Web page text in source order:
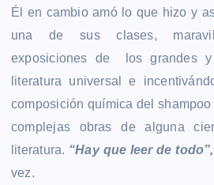
Él en cambio amó lo que hizo y
una de sus clases,
exposiciones de los grandes
literatura universal e
composición química del
complejas obras de alguna
literatura. “Hay que leer de todo”,
vez.